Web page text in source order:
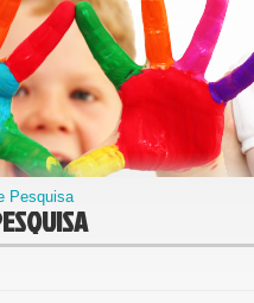
Pesquisa